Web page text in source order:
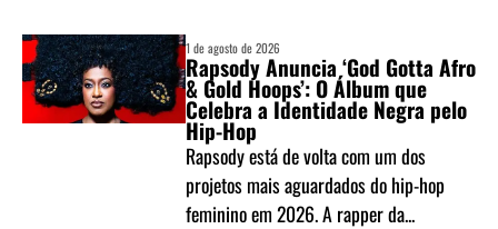
1 de agosto de 2026
Rapsody Anuncia ‘God Gotta Afro
& Gold Hoops’: O Álbum que
Celebra a Identidade Negra pelo
Hip-Hop
Rapsody está de volta com um dos
projetos mais aguardados do hip-hop
feminino em 2026. A rapper da...